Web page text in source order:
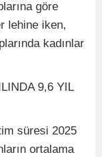
göre
lehine iken,
kadınlar
9,6 YIL
süresi 2025
ortalama